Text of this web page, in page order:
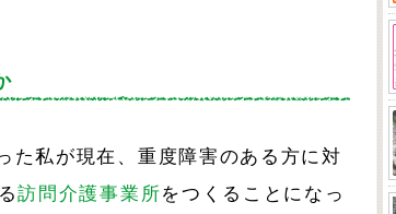
私が現在、重度障害のある方に対
訪問介護事業所をつくることになっ